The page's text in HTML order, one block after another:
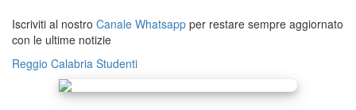
Iscriviti al nostro Canale Whatsapp per restare sempre aggiornato
con le ultime notizie
Reggio Calabria Studenti